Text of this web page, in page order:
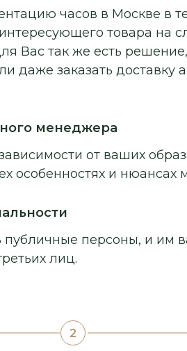
часов в Москве в
товара на
Вас так же есть
даже заказать доставку
менеджера
от ваших
особенностях и нюансах
персоны, и им
лиц.